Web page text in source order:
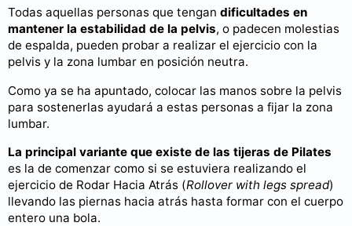
Todas aquellas personas que tengan dificultades en
mantener la estabilidad de la pelvis, o padecen molestias
de espalda, pueden probar a realizar el ejercicio con la
pelvis y la zona lumbar en posición neutra.
Como ya se ha apuntado, colocar las manos sobre la pelvis
para sostenerlas ayudará a estas personas a fijar la zona
lumbar.
La principal variante que existe de las tijeras de Pilates
es la de comenzar como si se estuviera realizando el
ejercicio de Rodar Hacia Atrás (Rollover with legs spread)
llevando las piernas hacia atrás hasta formar con el cuerpo
entero una bola.